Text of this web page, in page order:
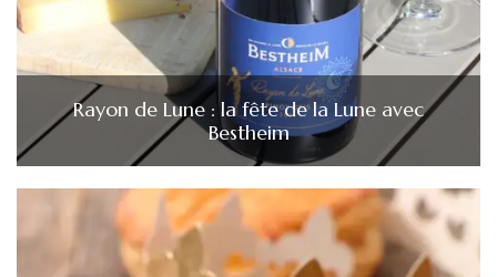
Rayon de Lune : la fête de la Lune avec
Bestheim